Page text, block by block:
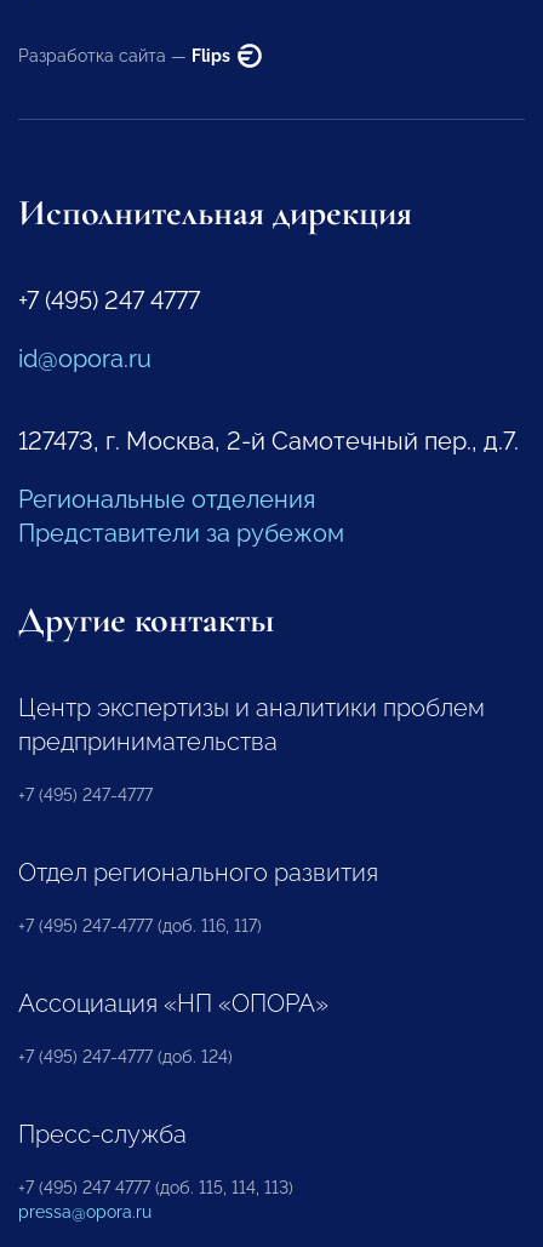
Разработка сайта — Flips
Исполнительная дирекция
+7 (495) 247 4777
id@opora.ru
127473, г. Москва, 2-й Самотечный пер., д.7.
Региональные отделения
Представители за рубежом
Другие контакты
Центр экспертизы и аналитики проблем
предпринимательства
+7 (495) 247-4777
Отдел регионального развития
+7 (495) 247-4777 (доб. 116, 117)
Ассоциация «НП «ОПОРА»
+7 (495) 247-4777 (доб. 124)
Пресс-служба
+7 (495) 247 4777 (доб. 115, 114, 113)
pressa@opora.ru